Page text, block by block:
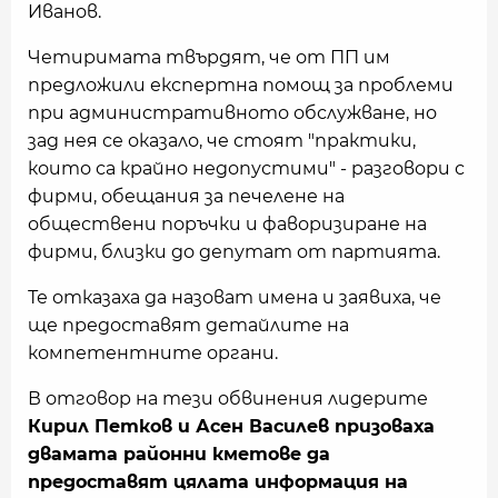
Иванов.
Четиримата твърдят, че от ПП им
предложили експертна помощ за проблеми
при административното обслужване, но
зад нея се оказало, че стоят "практики,
които са крайно недопустими" - разговори с
фирми, обещания за печелене на
обществени поръчки и фаворизиране на
фирми, близки до депутат от партията.
Те отказаха да назоват имена и заявиха, че
ще предоставят детайлите на
компетентните органи.
В отговор на тези обвинения лидерите
Кирил Петков и Асен Василев призоваха
двамата районни кметове да
предоставят цялата информация на